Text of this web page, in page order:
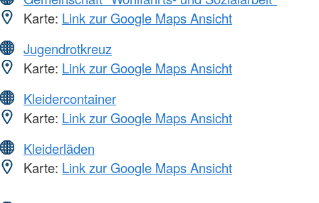
Karte: Link zur Google Maps Ansicht
Jugendrotkreuz
Karte: Link zur Google Maps Ansicht
Kleidercontainer
Karte: Link zur Google Maps Ansicht
Kleiderläden
Karte: Link zur Google Maps Ansicht